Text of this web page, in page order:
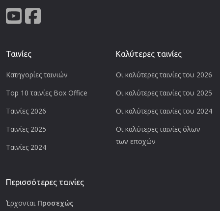
Ταινίες
Κατηγορίες ταινιών
Top 10 ταινίες Box Office
Ταινίες 2026
Ταινίες 2025
Ταινίες 2024
Καλύτερες ταινίες
Οι καλύτερες ταινίες του 2026
Οι καλύτερες ταινίες του 2025
Οι καλύτερες ταινίες του 2024
Οι καλύτερες ταινίες όλων
των εποχών
Περισσότερες ταινίες
Έρχονται Προσεχώς